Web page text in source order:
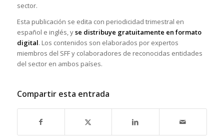
sector.
Esta publicación se edita con periodicidad trimestral en
español e inglés, yse distribuye gratuitamente en formato
digital. Los contenidos son elaborados por expertos
miembros del SFF y colaboradores de reconocidas entidades
del sector en ambos países.
Compartir esta entrada